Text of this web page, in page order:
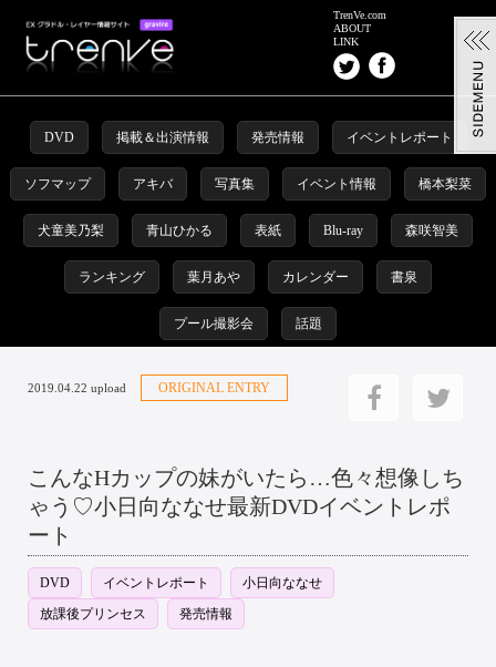
TrenVe.com
ABOUT
LINK
DVD 掲載＆出演情報 発売情報 イベントレポート
ソフマップ アキバ 写真集 イベント情報 橋本梨菜
犬童美乃梨 青山ひかる 表紙 Blu-ray 森咲智美
ランキング 葉月あや カレンダー 書泉
プール撮影会 話題
2019.04.22 upload ORIGINAL ENTRY
こんなHカップの妹がいたら…色々想像しち
ゃう♡小日向ななせ最新DVDイベントレポ
ート
DVD イベントレポート
小日向ななせ
放課後プリンセス
発売情報